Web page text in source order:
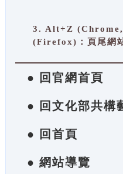
3. Alt+Z
(Firefox)：頁尾網
● 回官網首頁
● 回文化部共構
● 回首頁
● 網站導覽